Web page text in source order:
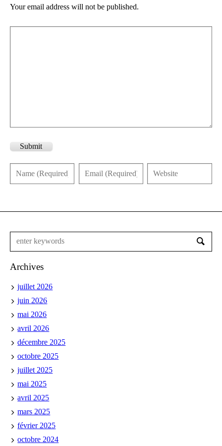
Your email address will not be published.
Submit
Archives
juillet 2026
juin 2026
mai 2026
avril 2026
décembre 2025
octobre 2025
juillet 2025
mai 2025
avril 2025
mars 2025
février 2025
octobre 2024